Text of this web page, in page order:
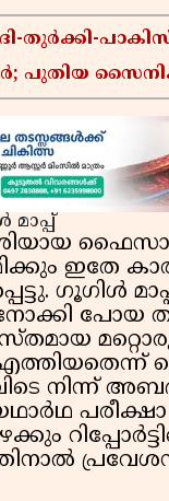
തുർക്കി-
പുതിയ
മാപ്പ്
ഇതേ
ഗൂഗിൾ
പോയ
നിന്ന്